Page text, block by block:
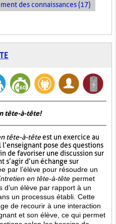
des connaissances (17)
tête-à-tête!
tête-à-têteest un exercice au
pose des questions
de favoriser une discussion sur
d’un échange sur
par l’élève pour résoudre un
en tête-à-tête permet
d’un élève par rapport à un
un processus établi. Cette
de recourir à une interaction
et son élève, ce qui permet